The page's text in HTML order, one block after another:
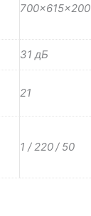
700×615×200
31 дБ
21
1 / 220 / 50